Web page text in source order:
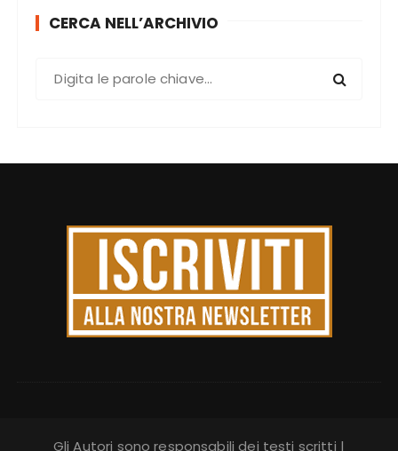
CERCA NELL’ARCHIVIO
Gli Autori sono responsabili dei testi scritti |